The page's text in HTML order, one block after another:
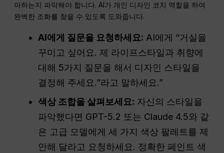
아하는지 파악해야 합니다. AI가 개인 디자인 코치 역할을 하여
완벽한 조화를 찾을 수 있도록 도와줍니다.
AI에게 질문을 요청하세요: AI에게 “거실을
꾸미고 싶어요. 제 라이프스타일과 취향에
대해 5가지 질문을 해서 디자인 스타일을
결정해 주세요.”라고 말하세요.”
색상 조합을 살펴보세요: 자신의 스타일을
파악했다면 GPT-5.2 또는 Claude 4.5와 같
은 고급 모델에게 세 가지 색상 팔레트를 제
안해 달라고 요청하세요. 정확한 페인트 색